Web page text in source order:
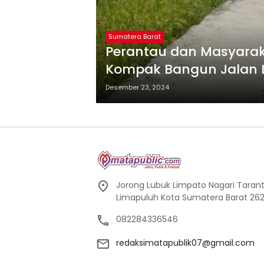
Sumatera Barat
Perantau dan
Kompak Bangun Jalan
Desember 23, 2024
Jorong Lubuk Limpato Nagari
Limapuluh Kota Sumatera Barat
082284336546
redaksimatapublik07@gmail.com